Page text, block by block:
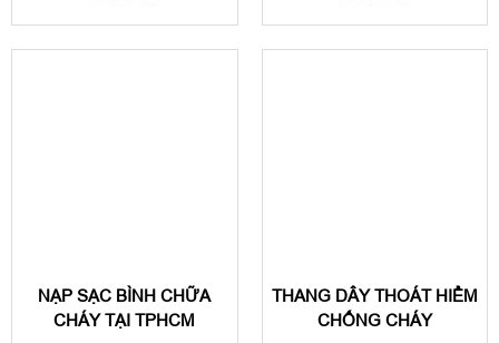
NẠP SẠC BÌNH CHỮA
CHÁY TẠI TPHCM
THANG DÂY THOÁT HIỂM
CHỐNG CHÁY